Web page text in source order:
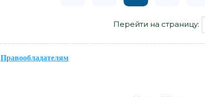
Перейти на страницу:
Правообладателям